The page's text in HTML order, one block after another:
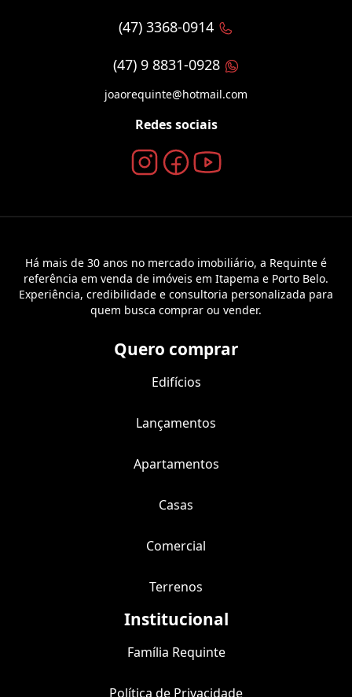
(47) 3368-0914
(47) 9 8831-0928
joaorequinte@hotmail.com
Redes sociais
Há mais de 30 anos no mercado imobiliário, a Requinte é
referência em venda de imóveis em Itapema e Porto Belo.
Experiência, credibilidade e consultoria personalizada para
quem busca comprar ou vender.
Quero comprar
Edifícios
Lançamentos
Apartamentos
Casas
Comercial
Terrenos
Institucional
Família Requinte
Política de Privacidade